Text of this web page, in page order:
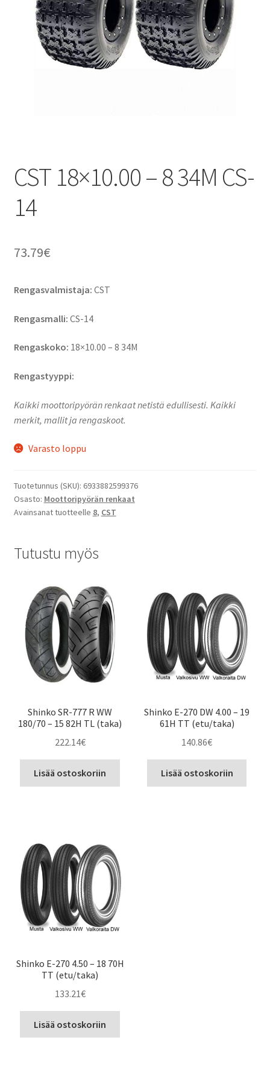
CST 18×10.00 – 8 34M CS-
14
73.79€
Rengasvalmistaja: CST
Rengasmalli: CS-14
Rengaskoko: 18×10.00 – 8 34M
Rengastyyppi:
Kaikki moottoripyörän renkaat netistä edullisesti. Kaikki
merkit, mallit ja rengaskoot.
Varasto loppu
Tuotetunnus (SKU): 6933882599376
Osasto: Moottoripyörän renkaat
Avainsanat tuotteelle 8, CST
Tutustu myös
Shinko SR-777 R WW
180/70 – 15 82H TL (taka)
222.14€
Lisää ostoskoriin
Shinko E-270 DW 4.00 – 19
61H TT (etu/taka)
140.86€
Lisää ostoskoriin
Shinko E-270 4.50 – 18 70H
TT (etu/taka)
133.21€
Lisää ostoskoriin